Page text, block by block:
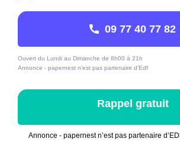
09 77 40 77 82
Ouvert du Lundi au Dimanche de 8h00 à 21h
Annonce - papernest n'est pas partenaire d'Edf
Rappel gratuit
Annonce - papernest n’est pas partenaire